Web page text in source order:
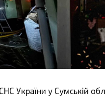
України у Сумській